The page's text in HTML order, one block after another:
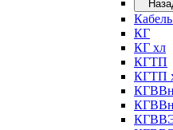
КГ
КГ хл
КГТП
КГТП